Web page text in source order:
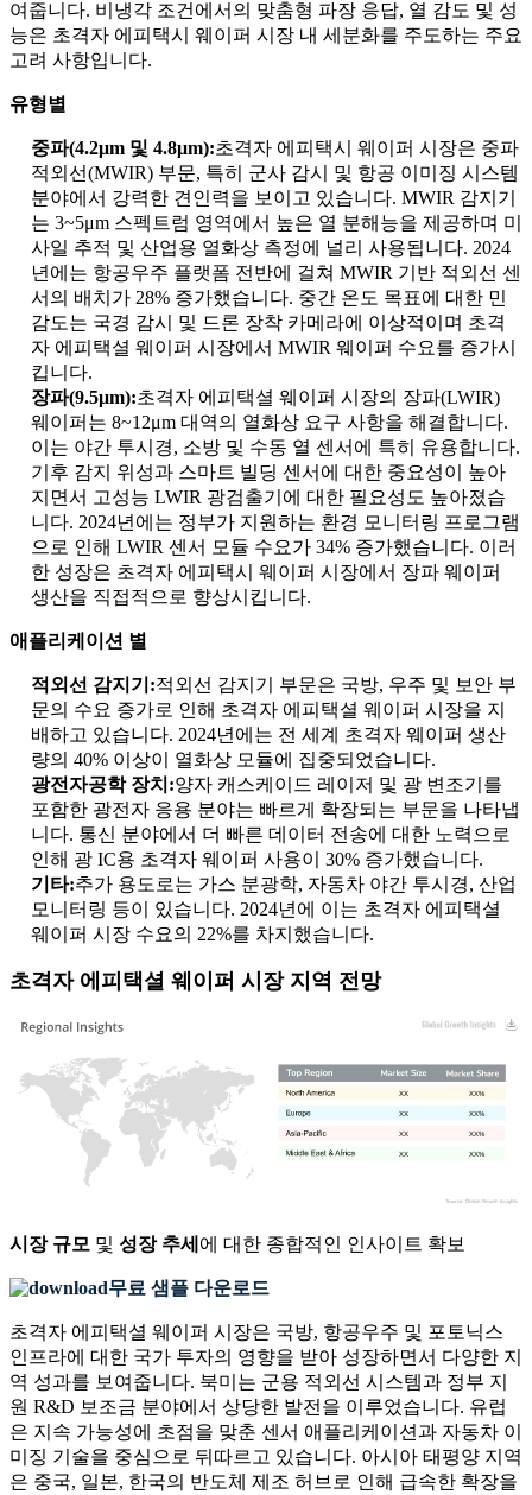
여줍니다. 비냉각 조건에서의 맞춤형 파장 응답, 열 감도 및 성
능은 초격자 에피택시 웨이퍼 시장 내 세분화를 주도하는 주요
고려 사항입니다.
유형별
중파(4.2μm 및 4.8μm):초격자 에피택시 웨이퍼 시장은 중파
적외선(MWIR) 부문, 특히 군사 감시 및 항공 이미징 시스템
분야에서 강력한 견인력을 보이고 있습니다. MWIR 감지기
는 3~5μm 스펙트럼 영역에서 높은 열 분해능을 제공하며 미
사일 추적 및 산업용 열화상 측정에 널리 사용됩니다. 2024
년에는 항공우주 플랫폼 전반에 걸쳐 MWIR 기반 적외선 센
서의 배치가 28% 증가했습니다. 중간 온도 목표에 대한 민
감도는 국경 감시 및 드론 장착 카메라에 이상적이며 초격
자 에피택셜 웨이퍼 시장에서 MWIR 웨이퍼 수요를 증가시
킵니다.
장파(9.5μm):초격자 에피택셜 웨이퍼 시장의 장파(LWIR)
웨이퍼는 8~12μm 대역의 열화상 요구 사항을 해결합니다.
이는 야간 투시경, 소방 및 수동 열 센서에 특히 유용합니다.
기후 감지 위성과 스마트 빌딩 센서에 대한 중요성이 높아
지면서 고성능 LWIR 광검출기에 대한 필요성도 높아졌습
니다. 2024년에는 정부가 지원하는 환경 모니터링 프로그램
으로 인해 LWIR 센서 모듈 수요가 34% 증가했습니다. 이러
한 성장은 초격자 에피택시 웨이퍼 시장에서 장파 웨이퍼
생산을 직접적으로 향상시킵니다.
애플리케이션 별
적외선 감지기:적외선 감지기 부문은 국방, 우주 및 보안 부
문의 수요 증가로 인해 초격자 에피택셜 웨이퍼 시장을 지
배하고 있습니다. 2024년에는 전 세계 초격자 웨이퍼 생산
량의 40% 이상이 열화상 모듈에 집중되었습니다.
광전자공학 장치:양자 캐스케이드 레이저 및 광 변조기를
포함한 광전자 응용 분야는 빠르게 확장되는 부문을 나타냅
니다. 통신 분야에서 더 빠른 데이터 전송에 대한 노력으로
인해 광 IC용 초격자 웨이퍼 사용이 30% 증가했습니다.
기타:추가 용도로는 가스 분광학, 자동차 야간 투시경, 산업
모니터링 등이 있습니다. 2024년에 이는 초격자 에피택셜
웨이퍼 시장 수요의 22%를 차지했습니다.
초격자 에피택셜 웨이퍼 시장 지역 전망
XX%
XX
XX%
XX
XX%
XX
XX%
XX
시장 규모 및 성장 추세 에 대한 종합적인 인사이트 확보
무료 샘플 다운로드
초격자 에피택셜 웨이퍼 시장은 국방, 항공우주 및 포토닉스
인프라에 대한 국가 투자의 영향을 받아 성장하면서 다양한 지
역 성과를 보여줍니다. 북미는 군용 적외선 시스템과 정부 지
원 R&D 보조금 분야에서 상당한 발전을 이루었습니다. 유럽
은 지속 가능성에 초점을 맞춘 센서 애플리케이션과 자동차 이
미징 기술을 중심으로 뒤따르고 있습니다. 아시아 태평양 지역
은 중국, 일본, 한국의 반도체 제조 허브로 인해 급속한 확장을